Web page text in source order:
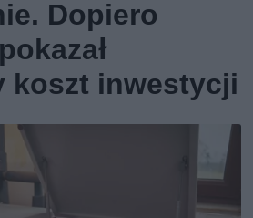
Dopiero
koszt inwestycji